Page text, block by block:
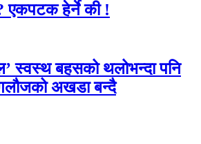
एकपटक हेर्ने की !
स्वस्थ बहसको थलोभन्दा पनि
अखडा बन्दै